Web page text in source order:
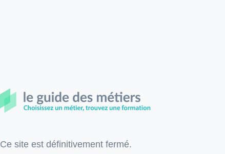
Ce site est définitivement fermé.